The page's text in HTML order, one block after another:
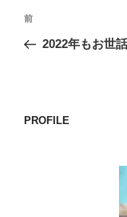
投
ナ
ー
前
の
前
2022年もお世
PROFILE